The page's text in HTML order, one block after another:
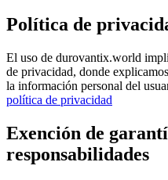
Política de
El uso de durovantix.world
de privacidad, donde
la información personal del
política de privacidad
Exención de
responsabilidades